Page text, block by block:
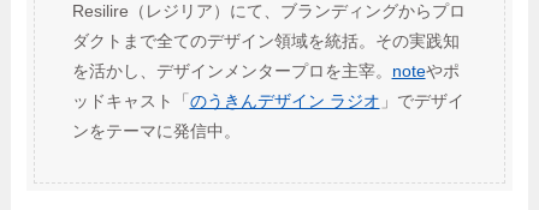
Resilire（レジリア）にて、ブランディングからプロ
ダクトまで全てのデザイン領域を統括。その実践知
を活かし、デザインメンタープロを主宰。 noteやポ
ッドキャスト「 のうきんデザイン ラジオ 」でデザイ
ンをテーマに発信中。